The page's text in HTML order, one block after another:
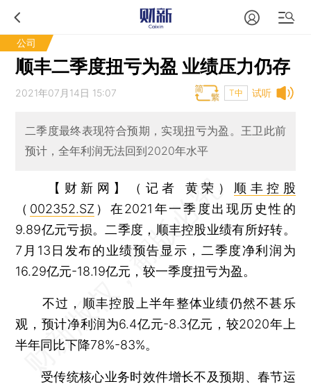
公司
顺丰二季度扭亏为盈 业绩压力仍存
试听
2021年07月14日 15:07 T中
二季度最终表现符合预期，实现扭亏为盈。王卫此前
预计，全年利润无法回到2020年水平
【财新网】（记者 黄荣） 顺丰控股
（ 002352.SZ ）在2021年一季度出现历史性的
9.89亿元亏损。二季度，顺丰控股业绩有所好转。
7月13日发布的业绩预告显示，二季度净利润为
16.29亿元-18.19亿元，较一季度扭亏为盈。
不过，顺丰控股上半年整体业绩仍然不甚乐
观，预计净利润为6.4亿元-8.3亿元，较2020年上
半年同比下降78%-83%。
受传统核心业务时效件增长不及预期、春节运